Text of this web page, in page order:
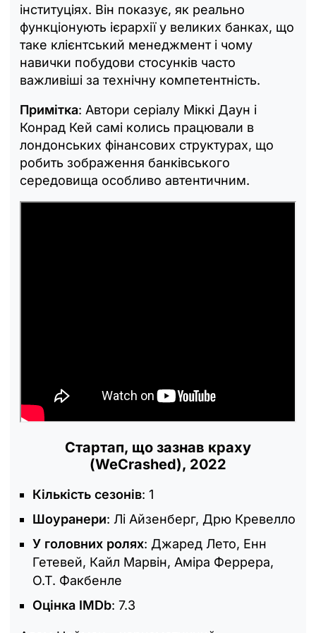
інституціях. Він показує, як реально
функціонують ієрархії у великих банках, що
таке клієнтський менеджмент і чому
навички побудови стосунків часто
важливіші за технічну компетентність.
Примітка: Автори серіалу Міккі Даун і
Конрад Кей самі колись працювали в
лондонських фінансових структурах, що
робить зображення банківського
середовища особливо автентичним.
Стартап, що зазнав краху
(WeCrashed), 2022
Кількість сезонів: 1
Шоуранери: Лі Айзенберг, Дрю Кревелло
У головних ролях: Джаред Лето, Енн
Гетевей, Кайл Марвін, Аміра Феррера,
О.Т. Факбенле
Оцінка IMDb: 7.3